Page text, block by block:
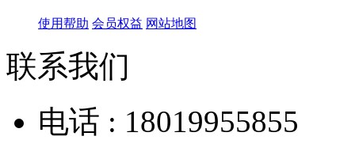
使用帮助 会员权益 网站地图
联系我们
电话 : 18019955855